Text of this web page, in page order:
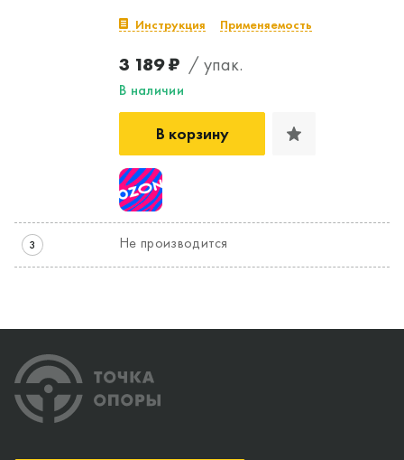
Инструкция Применяемость
3 189 ₽ / упак.
В наличии
В корзину
3 Не производится